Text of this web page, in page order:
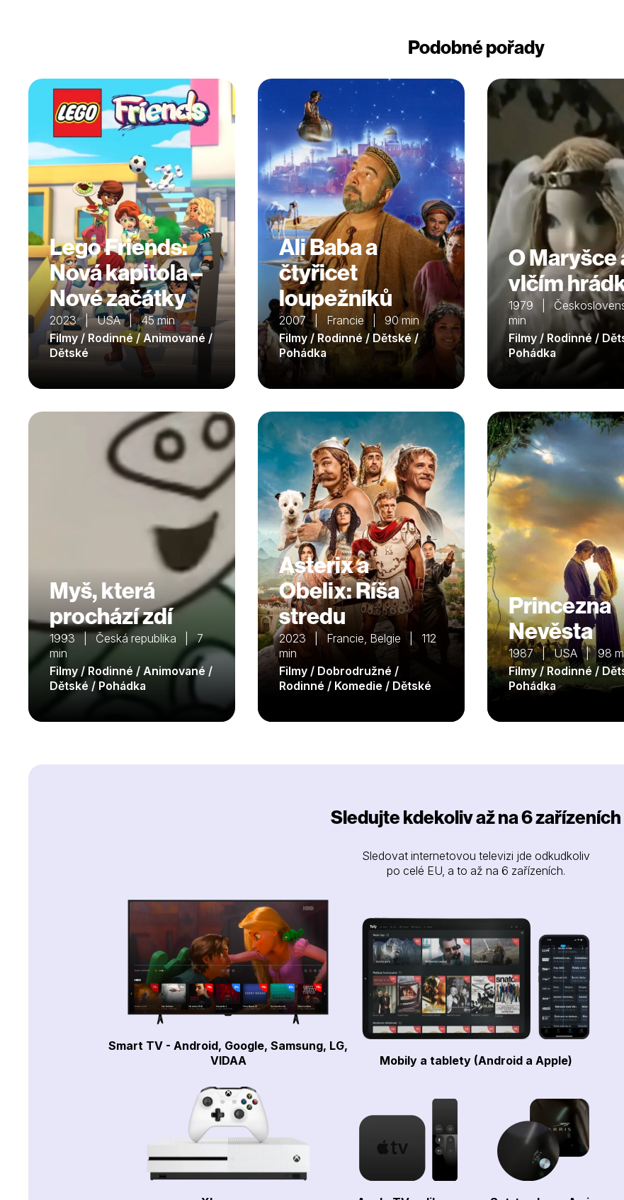
Podobné pořady
Lego Friends:
Nová kapitola –
Nové začátky
2023 | USA | 45 min
Filmy / Rodinné / Animované /
Dětské
Ali Baba a
čtyřicet
loupežníků
2007 | Francie | 90 min
Filmy / Rodinné / Dětské /
Pohádka
O Maryšce
vlčím
1979 |
min
Filmy / Rodinné /
Pohádka
Myš, která
prochází zdí
1993 | Česká republika | 7
min
Filmy / Rodinné / Animované /
Dětské / Pohádka
Asterix a
Obelix: Ríša
stredu
2023 | Francie, Belgie | 112
min
Filmy / Dobrodružné /
Rodinné / Komedie / Dětské
Princezna
Nevěsta
1987 | USA | 98
Filmy / Rodinné /
Pohádka
Sledujte kdekoliv až na 6 zařízeních
Sledovat internetovou televizi jde odkudkoliv
po celé EU, a to až na 6 zařízeních.
Smart TV - Android, Google, Samsung, LG,
VIDAA
Mobily a tablety (Android a Apple)